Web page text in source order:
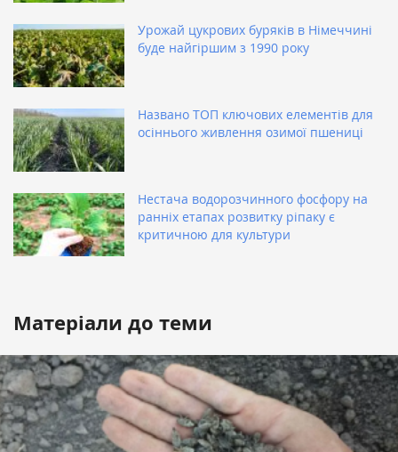
Урожай цукрових буряків в Німеччині
буде найгіршим з 1990 року
Названо ТОП ключових елементів для
осіннього живлення озимої пшениці
Нестача водорозчинного фосфору на
ранніх етапах розвитку ріпаку є
критичною для культури
Матеріали до теми